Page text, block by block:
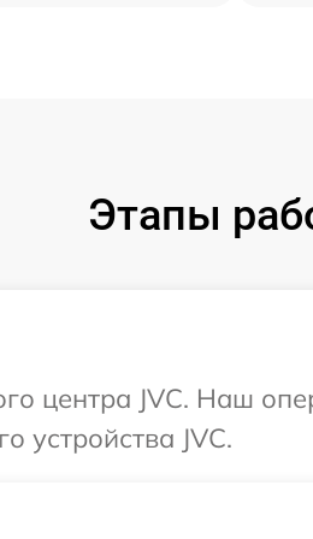
Этапы
центра JVC. Наш
устройства JVC.